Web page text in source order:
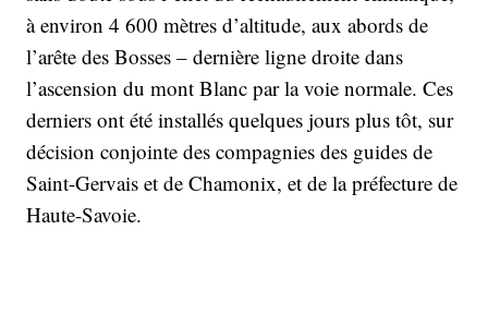
à environ 4 600 mètres d’altitude, aux abords de
l’arête des Bosses – dernière ligne droite dans
l’ascension du mont Blanc par la voie normale. Ces
derniers ont été installés quelques jours plus tôt, sur
décision conjointe des compagnies des guides de
Saint-Gervais et de Chamonix, et de la préfecture de
Haute-Savoie.